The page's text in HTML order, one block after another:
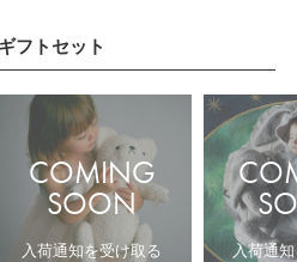
フトセット
COMING
SOON
入荷通知を受け取る 入荷通